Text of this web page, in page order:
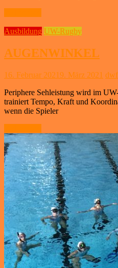
Ausbildung UW-Rugby
AUGENWINKEL
16. Februar 20219. März 2021
Periphere Sehleistung wird im
trainiert Tempo, Kraft und
wenn die Spieler